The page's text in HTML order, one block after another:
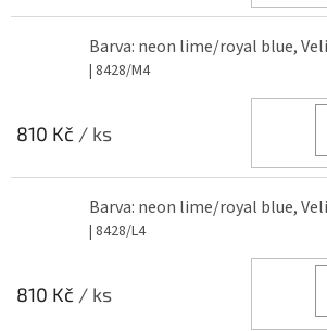
Barva: neon lime/royal blue,
| 8428/M4
810 Kč / ks
Barva: neon lime/royal blue,
| 8428/L4
810 Kč / ks